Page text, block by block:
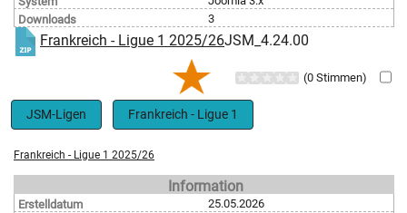
Downloads
3
Frankreich - Ligue 1 2025/26JSM_4.24.00
(0 Stimmen)
JSM-Ligen Frankreich - Ligue 1
Frankreich - Ligue 1 2025/26
Information
Erstelldatum
25.05.2026